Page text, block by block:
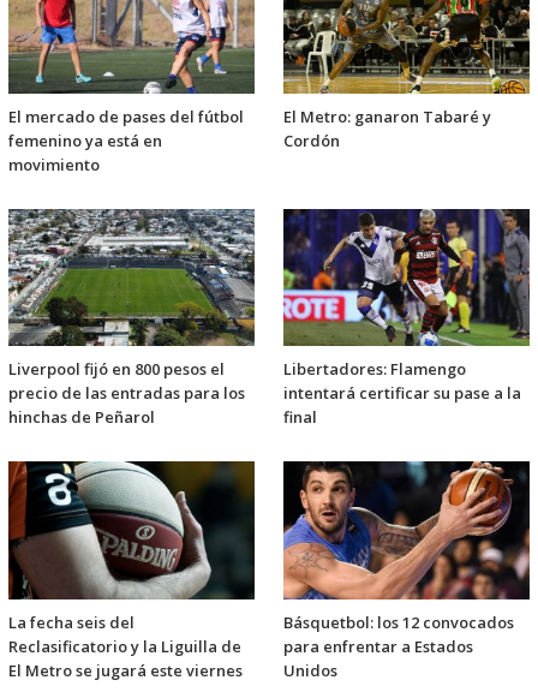
El mercado de pases del fútbol
femenino ya está en
movimiento
El Metro: ganaron Tabaré y
Cordón
Liverpool fijó en 800 pesos el
precio de las entradas para los
hinchas de Peñarol
Libertadores: Flamengo
intentará certificar su pase a la
final
La fecha seis del
Reclasificatorio y la Liguilla de
El Metro se jugará este viernes
Básquetbol: los 12 convocados
para enfrentar a Estados
Unidos